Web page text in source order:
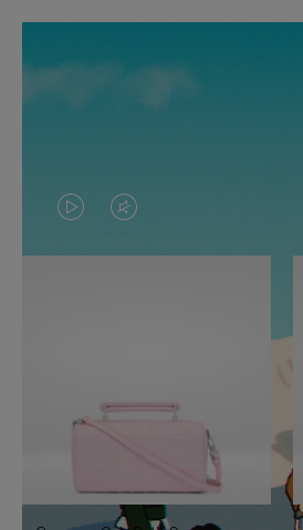
LA
VIDÉO
PAUSE,
APPUYEZ
SUR
LE
SON
DÉSACTIVÉ.
VEUILLEZ